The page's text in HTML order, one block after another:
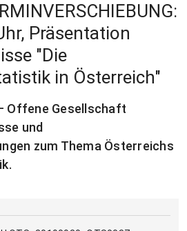
Präsentation
"Die
in Österreich"
Offene Gesellschaft
und
zum Thema Österreichs